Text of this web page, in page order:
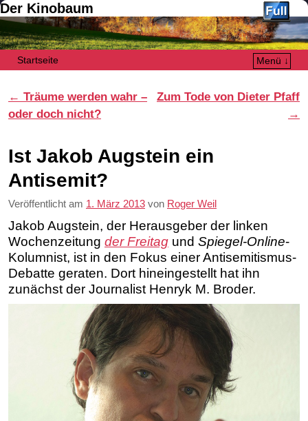
Der Kinobaum
Startseite
Menü ↓
Artikelnavigation
← Träume werden wahr –
oder doch nicht?
Zum Tode von Dieter Pfaff
→
Ist Jakob Augstein ein
Antisemit?
Veröffentlicht am 1. März 2013 von Roger Weil
Jakob Augstein, der Herausgeber der linken
Wochenzeitung der Freitag und Spiegel-Online-
Kolumnist, ist in den Fokus einer Antisemitismus-
Debatte geraten. Dort hineingestellt hat ihn
zunächst der Journalist Henryk M. Broder.